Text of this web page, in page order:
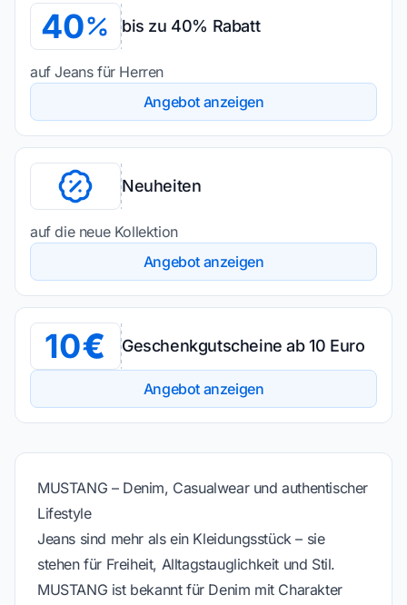
40 bis zu 40% Rabatt
auf Jeans für Herren
Angebot anzeigen
Neuheiten
auf die neue Kollektion
Angebot anzeigen
10 Geschenkgutscheine ab 10 Euro
Angebot anzeigen
MUSTANG – Denim, Casualwear und authentischer
Lifestyle
Jeans sind mehr als ein Kleidungsstück – sie
stehen für Freiheit, Alltagstauglichkeit und Stil.
MUSTANG ist bekannt für Denim mit Charakter